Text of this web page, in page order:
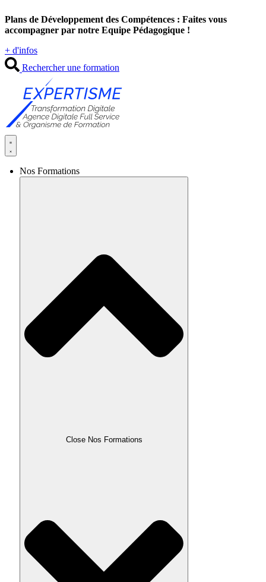
au
contenu
Plans de Développement des Compétences : Faites vous
accompagner par notre Equipe Pédagogique !
+ d'infos
Rechercher une formation
Nos Formations
Close Nos Formations